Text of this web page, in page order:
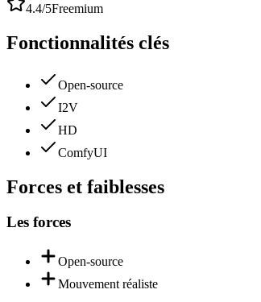
4.4/5Freemium
Fonctionnalités clés
Open-source
I2V
HD
ComfyUI
Forces et faiblesses
Les forces
Open-source
Mouvement réaliste